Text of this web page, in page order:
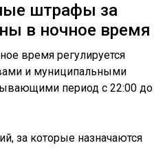
штрафы за
в ночное время
время регулируется
и муниципальными
период с 22:00 до
за которые назначаются